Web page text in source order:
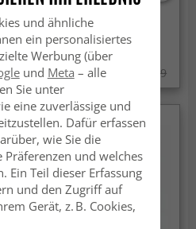
Wilton-Teppich - Librilla
(braun/blau)
SFr. 88.99 SFr. 115.99
und ähnliche
ein personalisiertes
Werbung (über
und Meta – alle
Sie unter
eine zuverlässige und
Dafür erfassen
wie Sie die
Präferenzen und welches
Ein Teil dieser Erfassung
und den Zugriff auf
Gerät, z. B. Cookies,